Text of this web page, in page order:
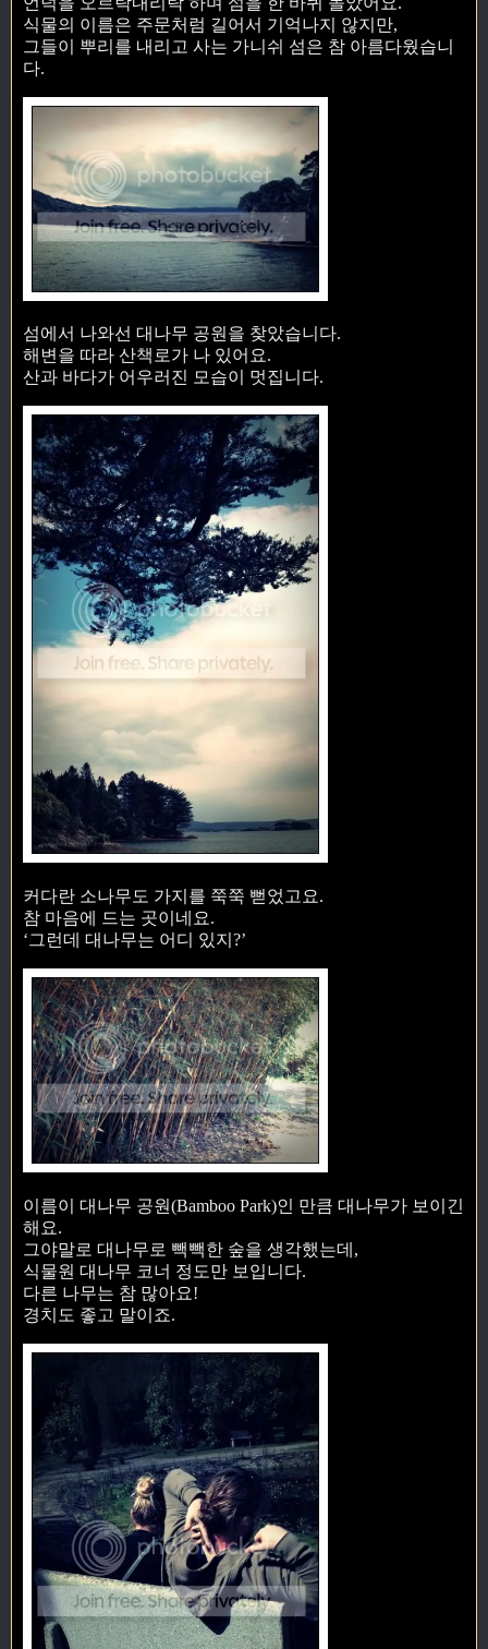
식물의 이름은 주문처럼 길어서 기억나지 않지만,
그들이 뿌리를 내리고 사는 가니쉬 섬은 참 아름다웠습니
다.
섬에서 나와선 대나무 공원을 찾았습니다.
해변을 따라 산책로가 나 있어요.
산과 바다가 어우러진 모습이 멋집니다.
커다란 소나무도 가지를 쭉쭉 뻗었고요.
참 마음에 드는 곳이네요.
‘그런데 대나무는 어디 있지?’
이름이 대나무 공원(Bamboo Park)인 만큼 대나무가 보이긴
해요.
그야말로 대나무로 빽빽한 숲을 생각했는데,
식물원 대나무 코너 정도만 보입니다.
다른 나무는 참 많아요!
경치도 좋고 말이죠.